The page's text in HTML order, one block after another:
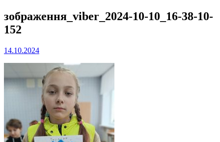
зображення_viber_2024-10-10_16-38-10-
152
14.10.2024